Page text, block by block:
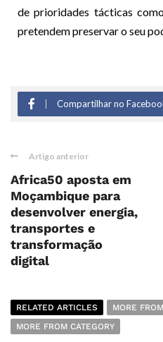
de prioridades tácticas
pretendem preservar o seu
Compartilhar no
Artigo anterior
Africa50 aposta em
Moçambique para
desenvolver energia,
transportes e
transformação
digital
RELATED ARTICLES
MORE
MORE FROM CATEGORY